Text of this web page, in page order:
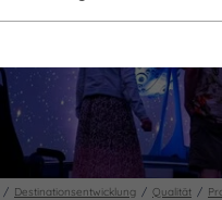
Destinationsentwicklung Qualität